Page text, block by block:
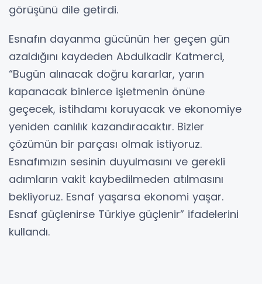
görüşünü dile getirdi.
Esnafın dayanma gücünün her geçen gün
azaldığını kaydeden Abdulkadir Katmerci,
“Bugün alınacak doğru kararlar, yarın
kapanacak binlerce işletmenin önüne
geçecek, istihdamı koruyacak ve ekonomiye
yeniden canlılık kazandıracaktır. Bizler
çözümün bir parçası olmak istiyoruz.
Esnafımızın sesinin duyulmasını ve gerekli
adımların vakit kaybedilmeden atılmasını
bekliyoruz. Esnaf yaşarsa ekonomi yaşar.
Esnaf güçlenirse Türkiye güçlenir” ifadelerini
kullandı.